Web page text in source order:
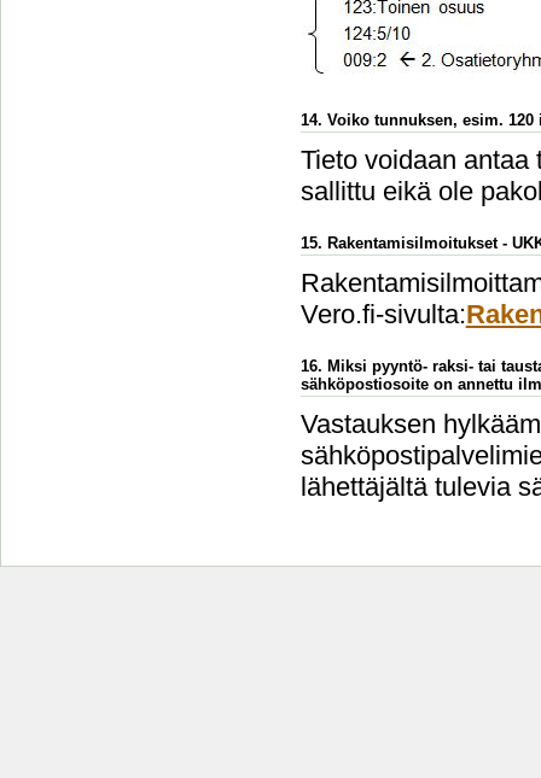
14. Voiko tunnuksen, esim.
Tieto voidaan
sallittu eikä ole
15. Rakentamisilmoitukset -
Vero.fi-sivulta:
16. Miksi pyyntö- raksi- tai
sähköpostiosoite on annettu
Vastauksen
lähettäjältä tulevia